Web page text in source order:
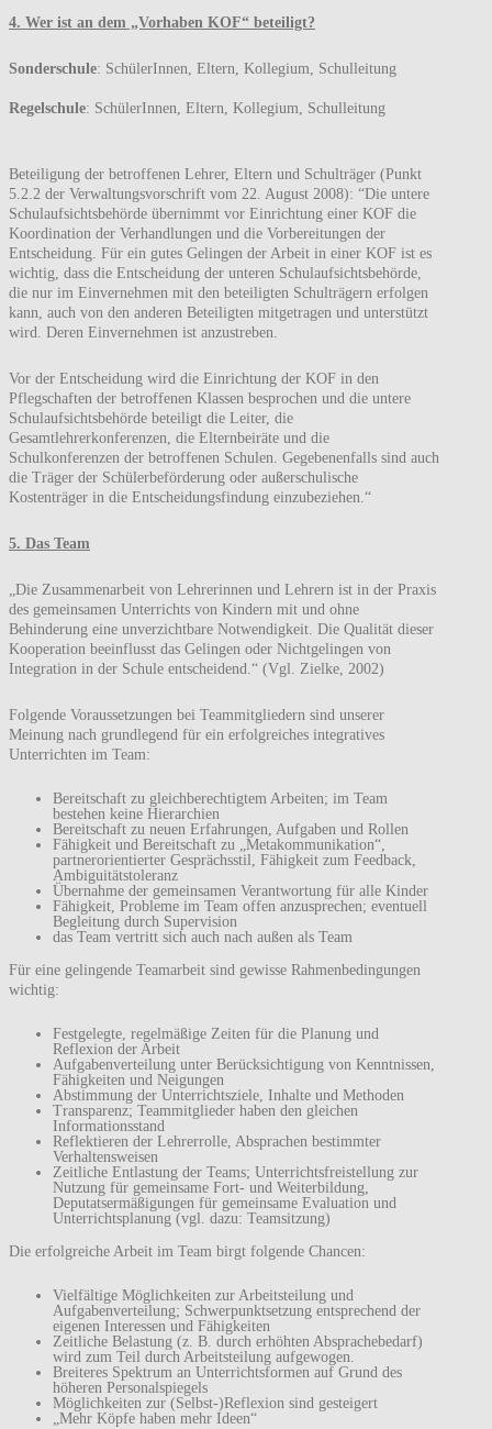
4. Wer ist an dem „Vorhaben KOF“ beteiligt?
Sonderschule: SchülerInnen, Eltern, Kollegium, Schulleitung
Regelschule: SchülerInnen, Eltern, Kollegium, Schulleitung
Beteiligung der betroffenen Lehrer, Eltern und Schulträger (Punkt
5.2.2 der Verwaltungsvorschrift vom 22. August 2008): “Die untere
Schulaufsichtsbehörde übernimmt vor Einrichtung einer KOF die
Koordination der Verhandlungen und die Vorbereitungen der
Entscheidung. Für ein gutes Gelingen der Arbeit in einer KOF ist es
wichtig, dass die Entscheidung der unteren Schulaufsichtsbehörde,
die nur im Einvernehmen mit den beteiligten Schulträgern erfolgen
kann, auch von den anderen Beteiligten mitgetragen und unterstützt
wird. Deren Einvernehmen ist anzustreben.
Vor der Entscheidung wird die Einrichtung der KOF in den
Pflegschaften der betroffenen Klassen besprochen und die untere
Schulaufsichtsbehörde beteiligt die Leiter, die
Gesamtlehrerkonferenzen, die Elternbeiräte und die
Schulkonferenzen der betroffenen Schulen. Gegebenenfalls sind auch
die Träger der Schülerbeförderung oder außerschulische
Kostenträger in die Entscheidungsfindung einzubeziehen.“
5. Das Team
„Die Zusammenarbeit von Lehrerinnen und Lehrern ist in der Praxis
des gemeinsamen Unterrichts von Kindern mit und ohne
Behinderung eine unverzichtbare Notwendigkeit. Die Qualität dieser
Kooperation beeinflusst das Gelingen oder Nichtgelingen von
Integration in der Schule entscheidend.“ (Vgl. Zielke, 2002)
Folgende Voraussetzungen bei Teammitgliedern sind unserer
Meinung nach grundlegend für ein erfolgreiches integratives
Unterrichten im Team:
Bereitschaft zu gleichberechtigtem Arbeiten; im Team
bestehen keine Hierarchien
Bereitschaft zu neuen Erfahrungen, Aufgaben und Rollen
Fähigkeit und Bereitschaft zu „Metakommunikation“,
partnerorientierter Gesprächsstil, Fähigkeit zum Feedback,
Ambiguitätstoleranz
Übernahme der gemeinsamen Verantwortung für alle Kinder
Fähigkeit, Probleme im Team offen anzusprechen; eventuell
Begleitung durch Supervision
das Team vertritt sich auch nach außen als Team
Für eine gelingende Teamarbeit sind gewisse Rahmenbedingungen
wichtig:
Festgelegte, regelmäßige Zeiten für die Planung und
Reflexion der Arbeit
Aufgabenverteilung unter Berücksichtigung von Kenntnissen,
Fähigkeiten und Neigungen
Abstimmung der Unterrichtsziele, Inhalte und Methoden
Transparenz; Teammitglieder haben den gleichen
Informationsstand
Reflektieren der Lehrerrolle, Absprachen bestimmter
Verhaltensweisen
Zeitliche Entlastung der Teams; Unterrichtsfreistellung zur
Nutzung für gemeinsame Fort- und Weiterbildung,
Deputatsermäßigungen für gemeinsame Evaluation und
Unterrichtsplanung (vgl. dazu: Teamsitzung)
Die erfolgreiche Arbeit im Team birgt folgende Chancen:
Vielfältige Möglichkeiten zur Arbeitsteilung und
Aufgabenverteilung; Schwerpunktsetzung entsprechend der
eigenen Interessen und Fähigkeiten
Zeitliche Belastung (z. B. durch erhöhten Absprachebedarf)
wird zum Teil durch Arbeitsteilung aufgewogen.
Breiteres Spektrum an Unterrichtsformen auf Grund des
höheren Personalspiegels
Möglichkeiten zur (Selbst-)Reflexion sind gesteigert
„Mehr Köpfe haben mehr Ideen“